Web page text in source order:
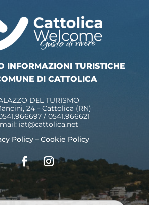
INFORMAZIONI TURISTICHE
DI CATTOLICA
DEL TURISMO
24 – Cattolica (RN)
/ 0541.966621
iat@cattolica.net
Policy –Cookie Policy